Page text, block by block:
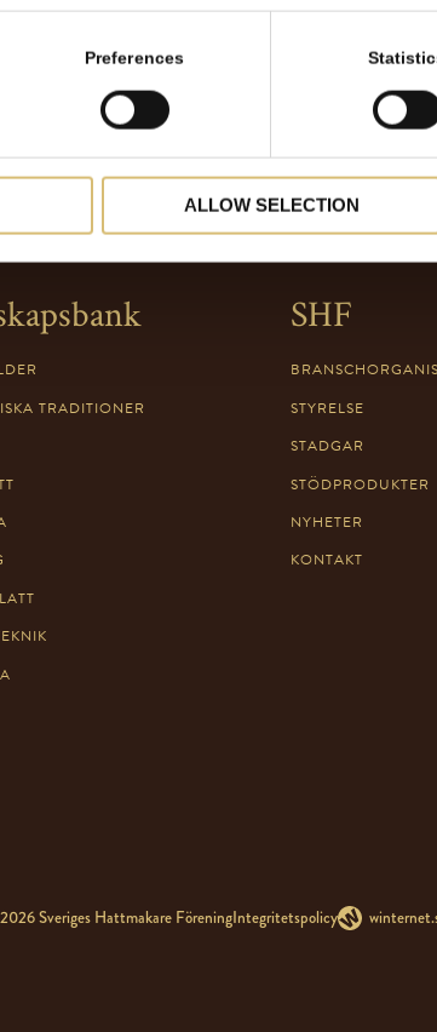
Preferences
ALLOW SELECTION
TRADITIONER
SHF
STYRELSE
STADGAR
STÖDPRODUKTER
NYHETER
KONTAKT
Sveriges Hattmakare FöreningIntegritetspolicy